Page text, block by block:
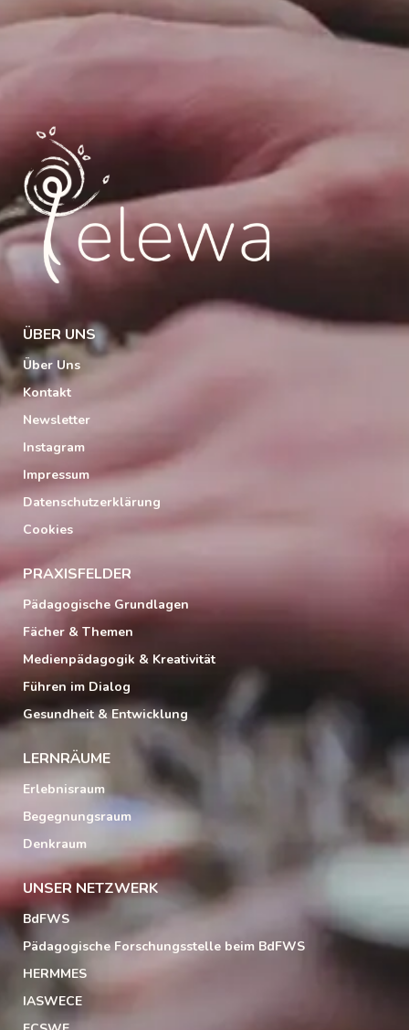
ÜBER UNS
Über Uns
Kontakt
Newsletter
Instagram
Impressum
Datenschutzerklärung
Cookies
PRAXISFELDER
Pädagogische Grundlagen
Fächer & Themen
Medienpädagogik & Kreativität
Führen im Dialog
Gesundheit & Entwicklung
LERNRÄUME
Erlebnisraum
Begegnungsraum
Denkraum
UNSER NETZWERK
BdFWS
Pädagogische Forschungsstelle beim BdFWS
HERMMES
IASWECE